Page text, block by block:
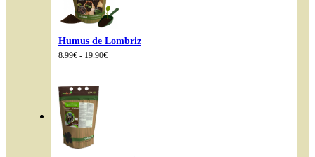
Humus de Lombriz
8.99€ - 19.90€Rango